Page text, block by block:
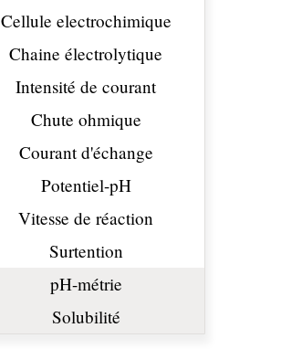
Cellule electrochimique
Chaine électrolytique
Intensité de courant
Chute ohmique
Courant d'échange
Potentiel-pH
Vitesse de réaction
Surtention
pH-métrie
Solubilité